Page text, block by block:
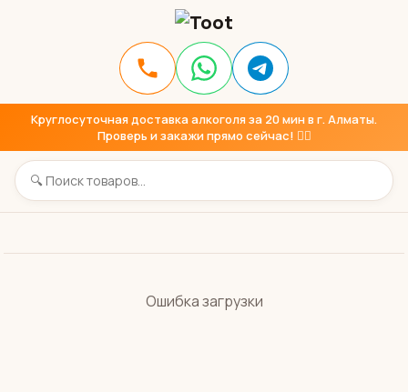
Круглосуточная доставка алкоголя за 20 мин в г. Алматы.
Проверь и закажи прямо сейчас! 👇🏼
Ошибка загрузки